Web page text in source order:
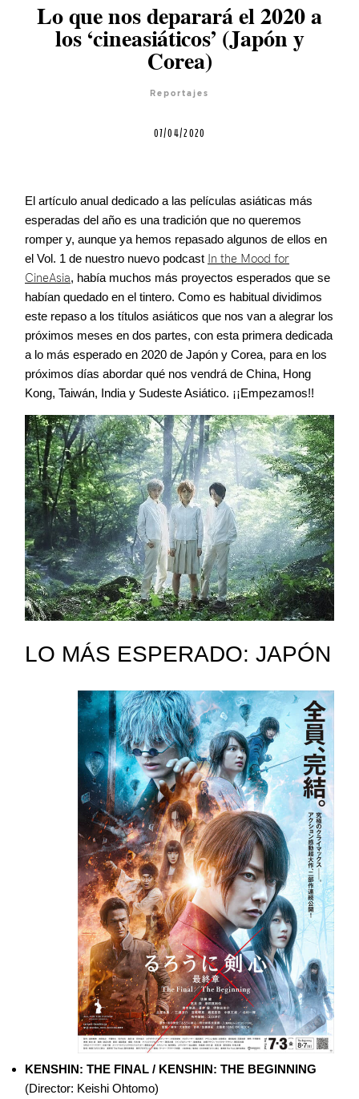
Lo que nos deparará el 2020 a
los ‘cineasiáticos’ (Japón y
Corea)
Reportajes
07/04/2020
El artículo anual dedicado a las películas asiáticas más
esperadas del año es una tradición que no queremos
romper y, aunque ya hemos repasado algunos de ellos en
el Vol. 1 de nuestro nuevo podcast In the Mood for
CineAsia, había muchos más proyectos esperados que se
habían quedado en el tintero. Como es habitual dividimos
este repaso a los títulos asiáticos que nos van a alegrar los
próximos meses en dos partes, con esta primera dedicada
a lo más esperado en 2020 de Japón y Corea, para en los
próximos días abordar qué nos vendrá de China, Hong
Kong, Taiwán, India y Sudeste Asiático. ¡¡Empezamos!!
LO MÁS ESPERADO: JAPÓN
KENSHIN: THE FINAL / KENSHIN: THE BEGINNING
(Director: Keishi Ohtomo)
Equipo
Blog
Agenda
©2026 COPYRIGHT FLOTHEMES